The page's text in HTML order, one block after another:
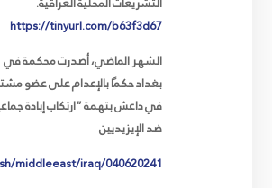
https://tinyurl.com/b63f3d67
الشهر الماضي، أصدرت محكمة في
بغداد حكمًا بالإعدام على عضو
في داعش بتهمة “ارتكاب إبادة
ضد الإيزيديين
middleeast/iraq/040620241